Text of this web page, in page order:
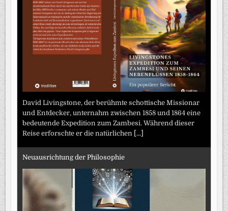
David Livingstone, der berühmte schottische Missionar
und Entdecker, unternahm zwischen 1858 und 1864 eine
bedeutende Expedition zum Zambesi. Während dieser
Reise erforschte er die natürlichen [...]
Neuausrichtung der Philosophie